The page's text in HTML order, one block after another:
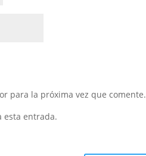
para la próxima vez que comente.
esta entrada.